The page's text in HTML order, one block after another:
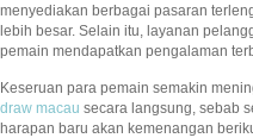
menyediakan berbagai pasaran
lebih besar. Selain itu, layanan
pemain mendapatkan pengalaman
Keseruan para pemain semakin
draw macau secara langsung, sebab
harapan baru akan kemenangan